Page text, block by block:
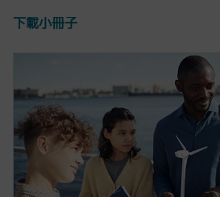
下載小冊子